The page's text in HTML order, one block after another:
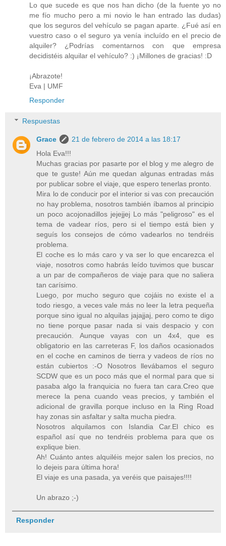
Lo que sucede es que nos han dicho (de la fuente yo no
me fío mucho pero a mi novio le han entrado las dudas)
que los seguros del vehículo se pagan aparte. ¿Fué así en
vuestro caso o el seguro ya venía incluído en el precio de
alquiler? ¿Podrías comentarnos con que empresa
decidistéis alquilar el vehículo? :) ¡Millones de gracias! :D
¡Abrazote!
Eva | UMF
Responder
Respuestas
Grace
21 de febrero de 2014 a las 18:17
Hola Eva!!!
Muchas gracias por pasarte por el blog y me alegro de
que te guste! Aún me quedan algunas entradas más
por publicar sobre el viaje, que espero tenerlas pronto.
Mira lo de conducir por el interior si vas con precaución
no hay problema, nosotros también íbamos al principio
un poco acojonadillos jejejjej Lo más "peligroso" es el
tema de vadear ríos, pero si el tiempo está bien y
seguís los consejos de cómo vadearlos no tendréis
problema.
El coche es lo más caro y va ser lo que encarezca el
viaje, nosotros como habrás leído tuvimos que buscar
a un par de compañeros de viaje para que no saliera
tan carísimo.
Luego, por mucho seguro que cojáis no existe el a
todo riesgo, a veces vale más no leer la letra pequeña
porque sino igual no alquilas jajajjaj, pero como te digo
no tiene porque pasar nada si vais despacio y con
precaución. Aunque vayas con un 4x4, que es
obligatorio en las carreteras F, los daños ocasionados
en el coche en caminos de tierra y vadeos de ríos no
están cubiertos :-O Nosotros llevábamos el seguro
SCDW que es un poco más que el normal para que si
pasaba algo la franquicia no fuera tan cara.Creo que
merece la pena cuando veas precios, y también el
adicional de gravilla porque incluso en la Ring Road
hay zonas sin asfaltar y salta mucha piedra.
Nosotros alquilamos con Islandia Car.El chico es
español así que no tendréis problema para que os
explique bien.
Ah! Cuánto antes alquiléis mejor salen los precios, no
lo dejeis para última hora!
El viaje es una pasada, ya veréis que paisajes!!!!
Un abrazo ;-)
Responder